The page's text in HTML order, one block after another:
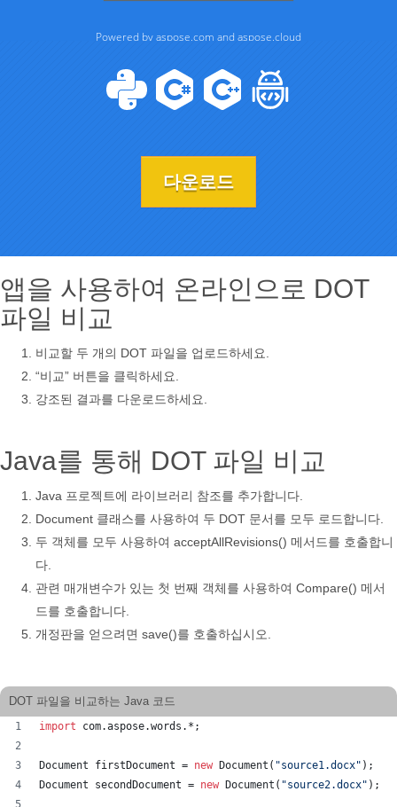
다운로드
앱을 사용하여 온라인으로 DOT
파일 비교
비교할 두 개의 DOT 파일을 업로드하세요.
“비교” 버튼을 클릭하세요.
강조된 결과를 다운로드하세요.
Java를 통해 DOT 파일 비교
Java 프로젝트에 라이브러리 참조를 추가합니다.
Document 클래스를 사용하여 두 DOT 문서를 모두 로드합니다.
두 객체를 모두 사용하여 acceptAllRevisions() 메서드를 호출합니
다.
관련 매개변수가 있는 첫 번째 객체를 사용하여 Compare() 메서
드를 호출합니다.
개정판을 얻으려면 save()를 호출하십시오.
DOT 파일을 비교하는 Java 코드
import com.aspose.words .*;
Document firstDocument = new Document ( "source1.docx" );
Document
secondDocument = new Document ( "source2.docx" );